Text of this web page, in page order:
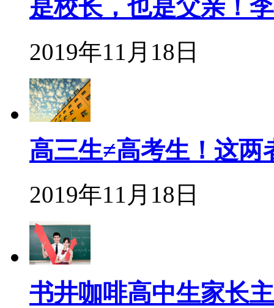
是校长，也是父亲！
2019年11月18日
高三生≠高考生！这两
2019年11月18日
书井咖啡高中生家长